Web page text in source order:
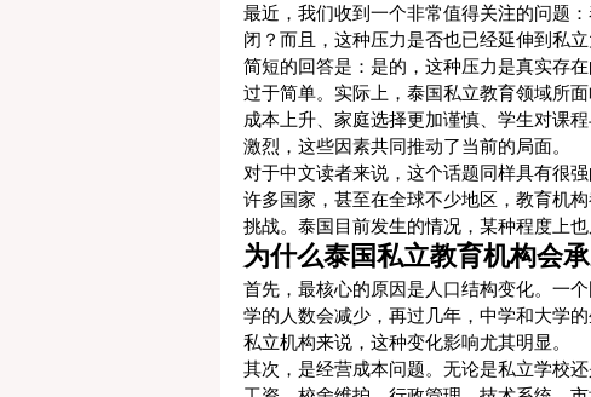
最近，我们收到一个非常值得关注的问题
闭？而且，这种压力是否也已经延伸到私
简短的回答是：是的，这种压力是真实存
过于简单。实际上，泰国私立教育领域所
成本上升、家庭选择更加谨慎、学生对课
激烈，这些因素共同推动了当前的局面。
对于中文读者来说，这个话题同样具有很
许多国家，甚至在全球不少地区，教育机
挑战。泰国目前发生的情况，某种程度上
为什么泰国私立教育机构会
首先，最核心的原因是人口结构变化。一
学的人数会减少，再过几年，中学和大学
私立机构来说，这种变化影响尤其明显。
其次，是经营成本问题。无论是私立学校